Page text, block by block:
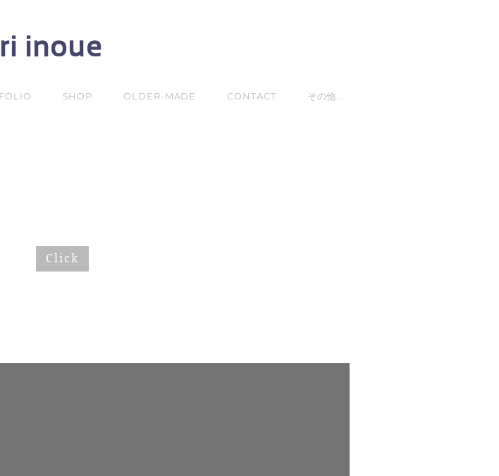
inoue
SHOP OLDER-MADE CONTACT その他...
Click